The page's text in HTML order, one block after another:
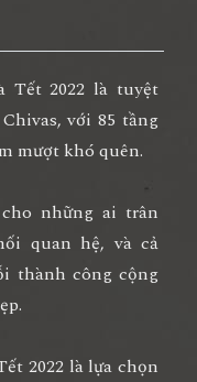
Tết 2022 là tuyệt
với 85 tầng
mượt khó quên.
những ai trân
quan hệ, và cả
thành công cộng
2022 là lựa chọn